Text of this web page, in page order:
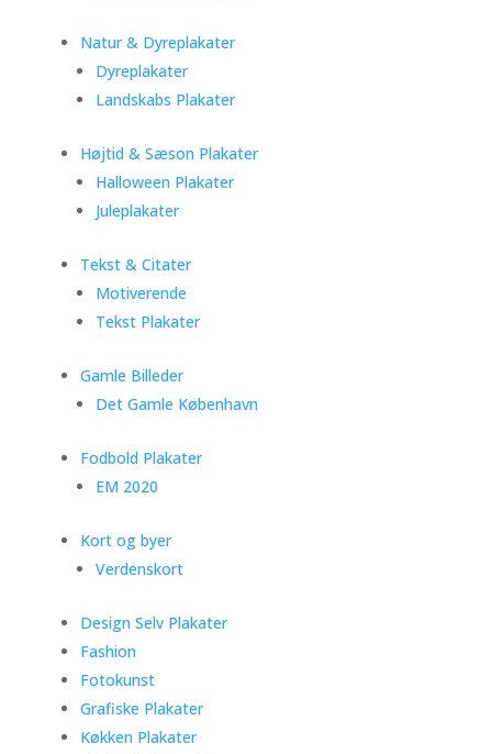
Natur & Dyreplakater
Dyreplakater
Landskabs Plakater
Højtid & Sæson Plakater
Halloween Plakater
Juleplakater
Tekst & Citater
Motiverende
Tekst Plakater
Gamle Billeder
Det Gamle København
Fodbold Plakater
EM 2020
Kort og byer
Verdenskort
Design Selv Plakater
Fashion
Fotokunst
Grafiske Plakater
Køkken Plakater